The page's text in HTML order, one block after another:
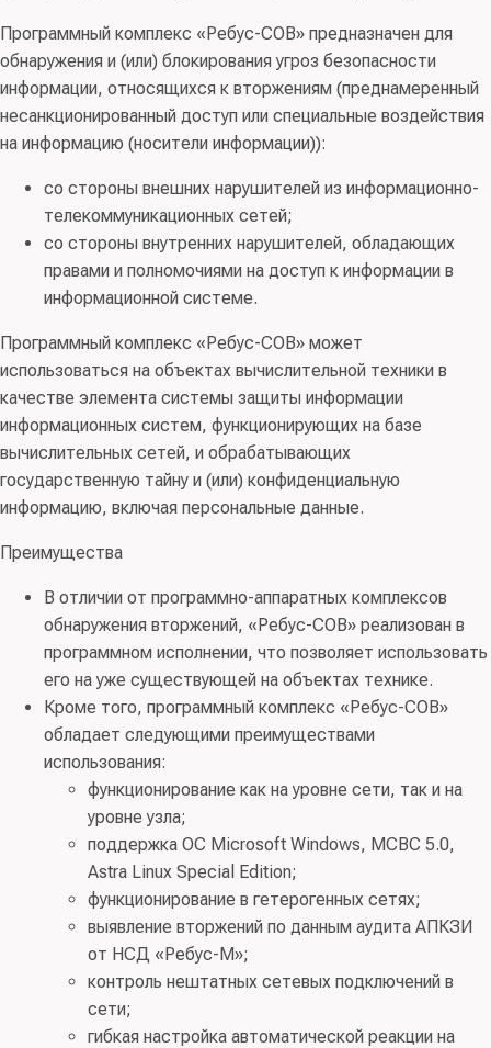
Программный комплекс «Ребус-СОВ» предназначен для
обнаружения и (или) блокирования угроз безопасности
информации, относящихся к вторжениям (преднамеренный
несанкционированный доступ или специальные воздействия
на информацию (носители информации)):
со стороны внешних нарушителей из информационно-
телекоммуникационных сетей;
со стороны внутренних нарушителей, обладающих
правами и полномочиями на доступ к информации в
информационной системе.
Программный комплекс «Ребус-СОВ» может
использоваться на объектах вычислительной техники в
качестве элемента системы защиты информации
информационных систем, функционирующих на базе
вычислительных сетей, и обрабатывающих
государственную тайну и (или) конфиденциальную
информацию, включая персональные данные.
Преимущества
В отличии от программно-аппаратных комплексов
обнаружения вторжений, «Ребус-СОВ» реализован в
программном исполнении, что позволяет использовать
его на уже существующей на объектах технике.
Кроме того, программный комплекс «Ребус-СОВ»
обладает следующими преимуществами
использования:
функционирование как на уровне сети, так и на
уровне узла;
поддержка ОС Microsoft Windows, МСВС 5.0,
Astra Linux Special Edition;
функционирование в гетерогенных сетях;
выявление вторжений по данным аудита АПКЗИ
от НСД «Ребус-М»;
контроль нештатных сетевых подключений в
сети;
гибкая настройка автоматической реакции на